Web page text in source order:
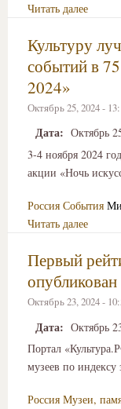
Читать далее
Культуру
событий в
2024»
Октябрь 25, 2024 -
Дата: Октябрь
3-4 ноября 2024
акции «Ночь
Россия События
Читать далее
Первый
Октябрь 23, 2024 -
Дата: Октябрь
Портал
музеев по
Россия Музеи,